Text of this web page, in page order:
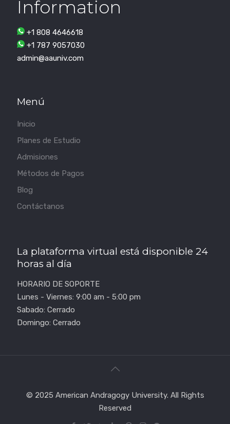
Information
+1 808 4646618
+1 787 9057030
admin@aauniv.com
Menú
Inicio
Planes de Estudio
Admisiones
Métodos de Pagos
Blog
Contáctanos
La plataforma virtual está disponible 24
horas al día
HORARIO DE SOPORTE
Lunes - Viernes: 9:00 am - 5:00 pm
Sabado: Cerrado
Domingo: Cerrado
© 2025 American Andragogy University. All Rights
Reserved